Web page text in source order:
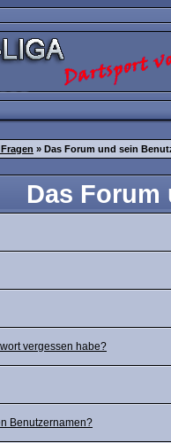
» Das Forum und sein
Das
vergessen habe?
Benutzernamen?